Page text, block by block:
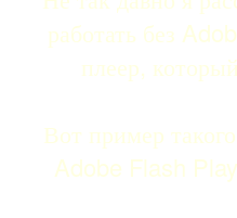
работать без
плеер,
Вот пример
Adobe Flash